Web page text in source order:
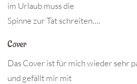
im Urlaub muss die
Spinne zur Tat schreiten….
Cover
Das Cover ist für mich wieder sehr
und gefällt mir mit